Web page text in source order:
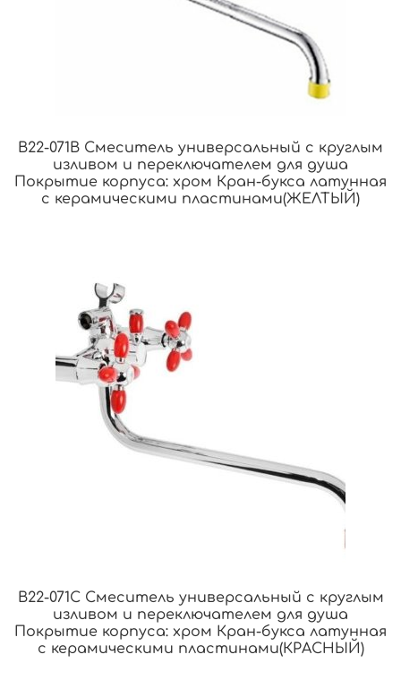
B22-071B Смеситель универсальный с круглым
изливом и переключателем для душа
Покрытие корпуса: хром Кран-букса латунная
с керамическими пластинами(ЖЕЛТЫЙ)
B22-071C Смеситель универсальный с круглым
изливом и переключателем для душа
Покрытие корпуса: хром Кран-букса латунная
с керамическими пластинами(КРАСНЫЙ)